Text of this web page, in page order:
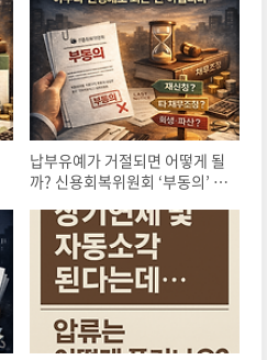
납부유예가 거절되면 어떻게 될
까? 신용회복위원회 ‘부동의’ 이